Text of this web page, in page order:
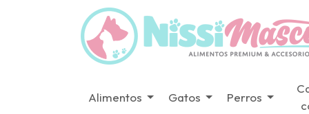
Alimentos Gatos Perros